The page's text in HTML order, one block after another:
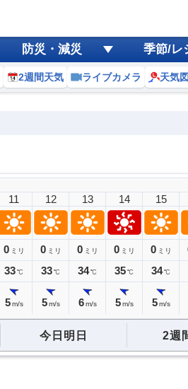
防災・減災 季節/レ
2週間天気 ライブカメラ 天気図
11
0 ミリ
33℃
5 m/s
12
0 ミリ
33℃
5 m/s
13
0 ミリ
34℃
6 m/s
14
0 ミリ
35℃
5 m/s
15
0 ミリ
34℃
5 m/s
今日明日 2週